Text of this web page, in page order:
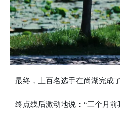
最终，上百名选手在尚湖完成了
终点线后激动地说：“三个月前